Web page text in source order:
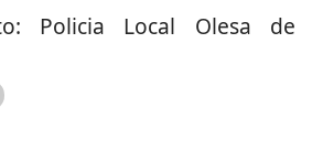
Policia Local Olesa de